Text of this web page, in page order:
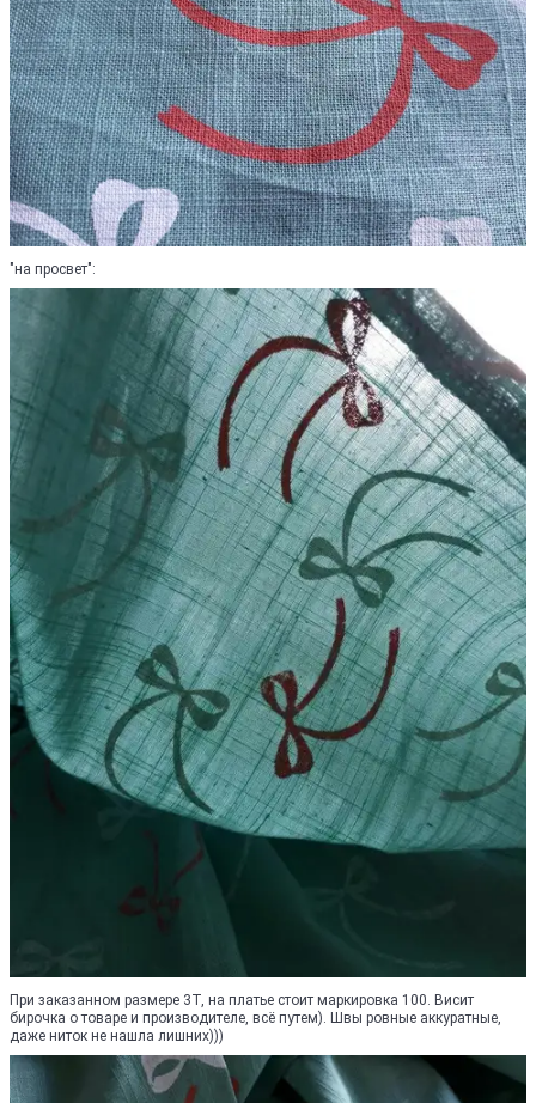
"на просвет":
При заказанном размере 3Т, на платье стоит маркировка 100. Висит
бирочка о товаре и производителе, всё путем). Швы ровные аккуратные,
даже ниток не нашла лишних)))